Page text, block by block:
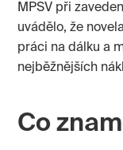
MPSV při
uvádělo, že
práci na dálku a
nejběžnějších
Co